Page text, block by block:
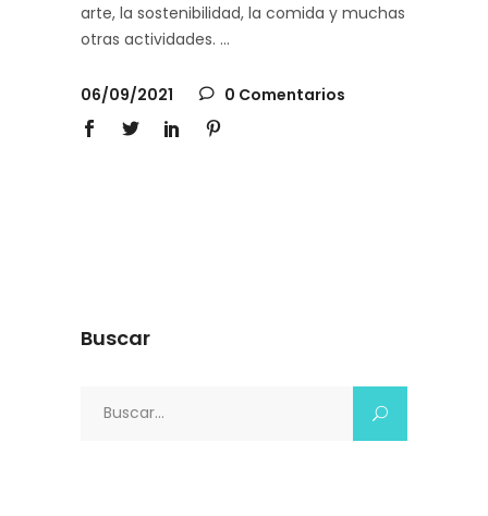
arte, la sostenibilidad, la comida y muchas
otras actividades.
06/09/2021 0 Comentarios
Buscar
for: